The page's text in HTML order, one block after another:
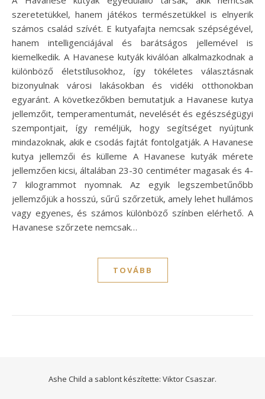
szeretetükkel, hanem játékos természetükkel is elnyerik
számos család szívét. E kutyafajta nemcsak szépségével,
hanem intelligenciájával és barátságos jellemével is
kiemelkedik. A Havanese kutyák kiválóan alkalmazkodnak a
különböző életstílusokhoz, így tökéletes választásnak
bizonyulnak városi lakásokban és vidéki otthonokban
egyaránt. A következőkben bemutatjuk a Havanese kutya
jellemzőit, temperamentumát, nevelését és egészségügyi
szempontjait, így reméljük, hogy segítséget nyújtunk
mindazoknak, akik e csodás fajtát fontolgatják. A Havanese
kutya jellemzői és külleme A Havanese kutyák mérete
jellemzően kicsi, általában 23-30 centiméter magasak és 4-
7 kilogrammot nyomnak. Az egyik legszembetűnőbb
jellemzőjük a hosszú, sűrű szőrzetük, amely lehet hullámos
vagy egyenes, és számos különböző színben elérhető. A
Havanese szőrzete nemcsak…
TOVÁBB
Ashe Child a sablont készítette: Viktor Csaszar.